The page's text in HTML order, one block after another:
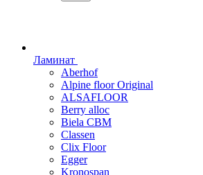
Ламинат
Aberhof
Alpine floor Original
ALSAFLOOR
Berry alloc
Biela CBM
Classen
Clix Floor
Egger
Kronospan